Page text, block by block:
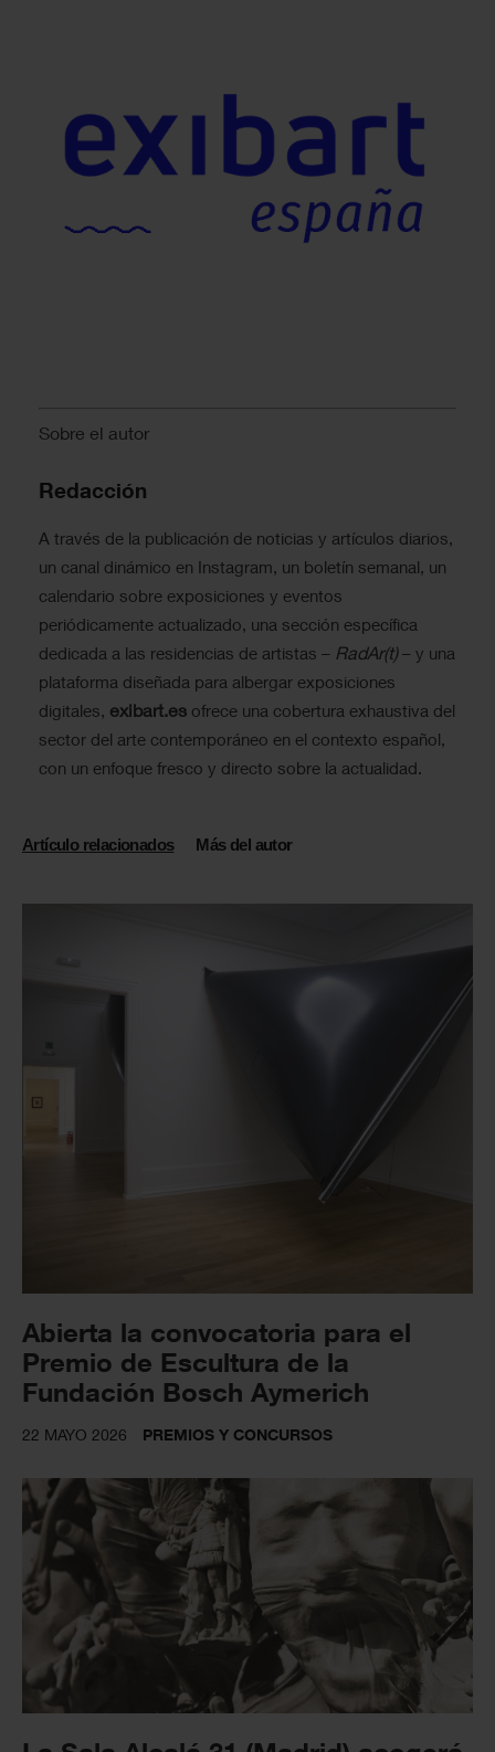
Sobre el autor
Redacción
A través de la publicación de noticias y artículos diarios,
un canal dinámico en Instagram, un boletín semanal, un
calendario sobre exposiciones y eventos
periódicamente actualizado, una sección específica
dedicada a las residencias de artistas – RadAr(t)– y una
plataforma diseñada para albergar exposiciones
digitales, exibart.es ofrece una cobertura exhaustiva del
sector del arte contemporáneo en el contexto español,
con un enfoque fresco y directo sobre la actualidad.
Artículo relacionados Más del autor
Abierta la convocatoria para el
Premio de Escultura de la
Fundación Bosch Aymerich
22 MAYO 2026 PREMIOS Y CONCURSOS